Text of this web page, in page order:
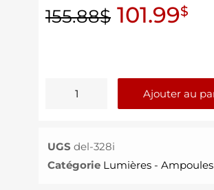
155.88$ 101.99$
Ajouter au
UGSdel-328i
Catégorie Lumières - Ampoules